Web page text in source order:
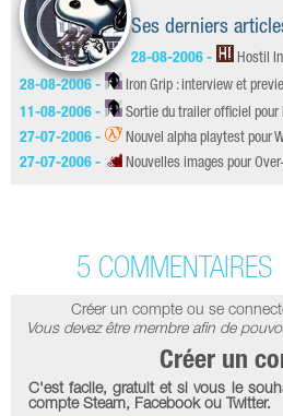
Ses derniers
28-08-2006 -
Hostil
28-08-2006 -
Iron Grip : interview et
11-08-2006 -
Sortie du trailer officiel pour
27-07-2006 -
Nouvel alpha playtest pour
27-07-2006 -
Nouvelles images pour
5 COMMENTAIRES
Créer un compte ou se
Vous devez être membre afin de
Créer un
C'est facile, gratuit et si vous le
compte Steam, Facebook ou Twitter.